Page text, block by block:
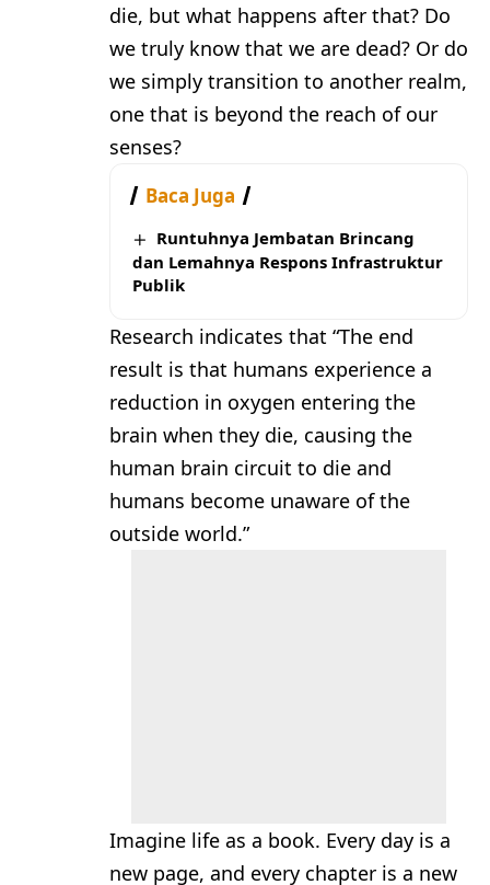
die, but what happens after that? Do
we truly know that we are dead? Or do
we simply transition to another realm,
one that is beyond the reach of our
senses?
Baca Juga
Runtuhnya Jembatan Brincang
dan Lemahnya Respons Infrastruktur
Publik
Research indicates that “The end
result is that humans experience a
reduction in oxygen entering the
brain when they die, causing the
human brain circuit to die and
humans become unaware of the
outside world.”
Imagine life as a book. Every day is a
new page, and every chapter is a new